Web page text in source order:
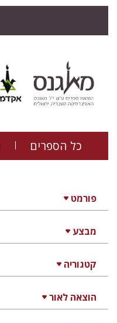
כל הספרים
פורמט
מבצע
קטגוריה
הוצאה לאור